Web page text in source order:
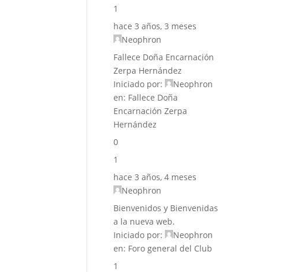
1
hace 3 años, 3 meses
Neophron
Fallece Doña Encarnación
Zerpa Hernández
Iniciado por:
Neophron
en: Fallece Doña
Encarnación Zerpa
Hernández
0
1
hace 3 años, 4 meses
Neophron
Bienvenidos y Bienvenidas
a la nueva web.
Iniciado por:
Neophron
en: Foro general del Club
1